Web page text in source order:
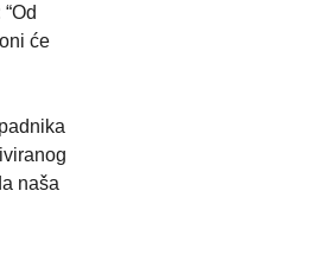
će
naša